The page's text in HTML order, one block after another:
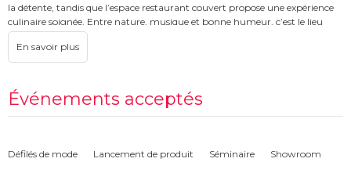
la détente, tandis que l’espace restaurant couvert propose une expérience
culinaire soignée. Entre nature, musique et bonne humeur, c’est le lieu
idéal pour des soirées inoubliables !
Événements acceptés
Défilés de mode Lancement de produit Séminaire Showroom